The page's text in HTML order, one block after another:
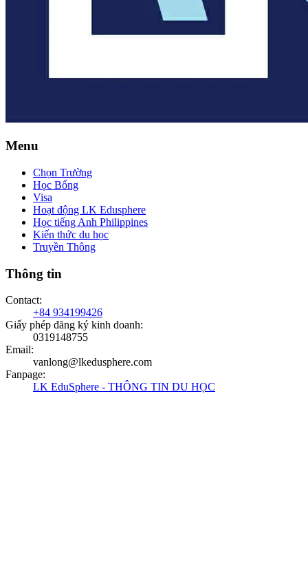
Menu
Chọn Trường
Học Bổng
Visa
Hoạt động LK Edusphere
Học tiếng Anh Philippines
Kiến thức du học
Truyền Thông
Thông tin
Contact:
+84 934199426
Giấy phép đăng ký kinh doanh:
0319148755
Email:
vanlong@lkedusphere.com
Fanpage:
LK EduSphere - THÔNG TIN DU HỌC